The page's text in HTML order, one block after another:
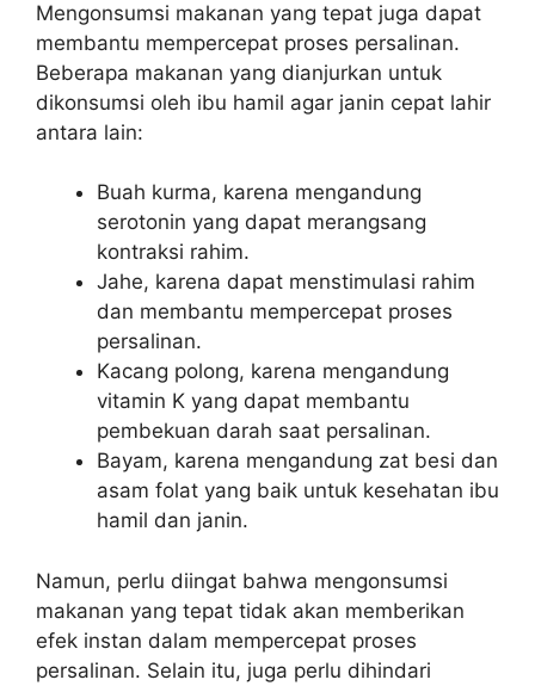
Mengonsumsi makanan yang tepat juga dapat
membantu mempercepat proses persalinan.
Beberapa makanan yang dianjurkan untuk
dikonsumsi oleh ibu hamil agar janin cepat lahir
antara lain:
Buah kurma, karena mengandung
serotonin yang dapat merangsang
kontraksi rahim.
Jahe, karena dapat menstimulasi rahim
dan membantu mempercepat proses
persalinan.
Kacang polong, karena mengandung
vitamin K yang dapat membantu
pembekuan darah saat persalinan.
Bayam, karena mengandung zat besi dan
asam folat yang baik untuk kesehatan ibu
hamil dan janin.
Namun, perlu diingat bahwa mengonsumsi
makanan yang tepat tidak akan memberikan
efek instan dalam mempercepat proses
persalinan. Selain itu, juga perlu dihindari